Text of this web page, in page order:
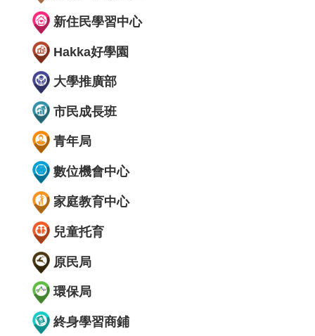
新住民學習中心
Hakka好學園
大學推廣部
市民成長班
青年局
數位機會中心
家庭教育中心
兒童托育
原民局
環保局
終身學習商鋪